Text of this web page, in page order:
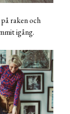
raken och
igång.